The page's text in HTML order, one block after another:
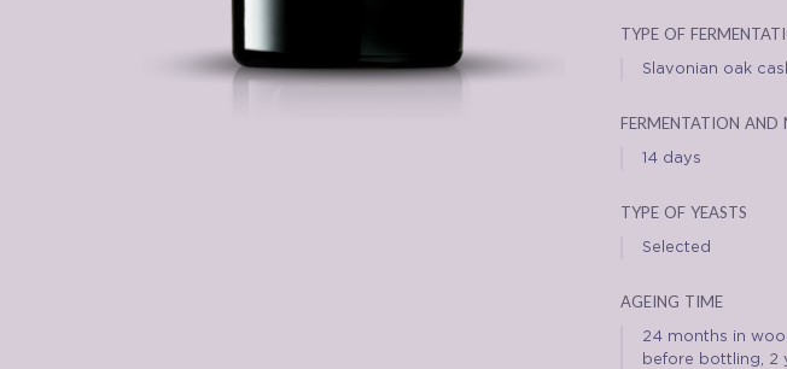
type of
Slavonian oak
fermentation and
14 days
type of yeasts
Selected
ageing time
24 months in
before bottling, 2